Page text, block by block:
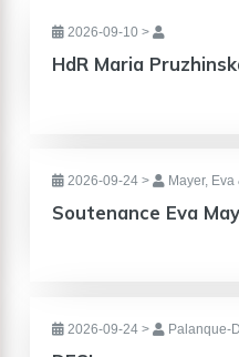
2026-09-10 >
HdR Maria
2026-09-24 > Mayer, Eva
Soutenance Eva
2026-09-24 > Palanque-